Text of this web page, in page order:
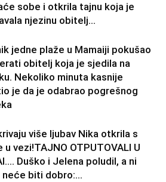
sobe i otkrila tajnu koja je
njezinu obitelj…
jedne plaže u Mamaiji pokušao
obitelj koja je sjedila na
Nekoliko minuta kasnije
je da je odabrao pogrešnog
više ljubav Nika otkrila s
u vezi!TAJNO OTPUTOVALI U
Duško i Jelena poludil, a ni
neće biti dobro:...